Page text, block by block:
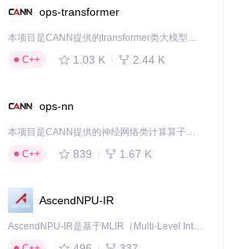
ops-transformer
本项目是CANN提供的transformer类大模型算子库，实现网络在NPU上加速计算。
C++
1.03 K 2.44 K
ops-nn
本项目是CANN提供的神经网络类计算算子库，实现网络在NPU上加速计算。
C++
839 1.67 K
AscendNPU-IR
AscendNPU-IR是基于MLIR（Multi-Level Intermediate Representation）构建的，面向昇腾亲和算子编译时使用的中间表示，提供昇腾完备表达能力，通过编译优化提升昇腾AI处理器计算效率，支持通过生态框架使能昇腾AI处理器与深度调优